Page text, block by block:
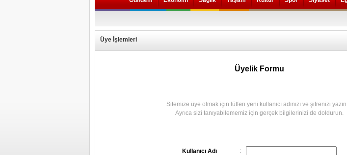
Üye İşlemleri
Üyelik Formu
Sitemize üye olmak için lütfen yeni kullanıcı adınızı ve şifrenizi
Ayrıca sizi tanıyabilememiz için gerçek bilgilerinizi de doldurun.
Kullanıcı Adı :